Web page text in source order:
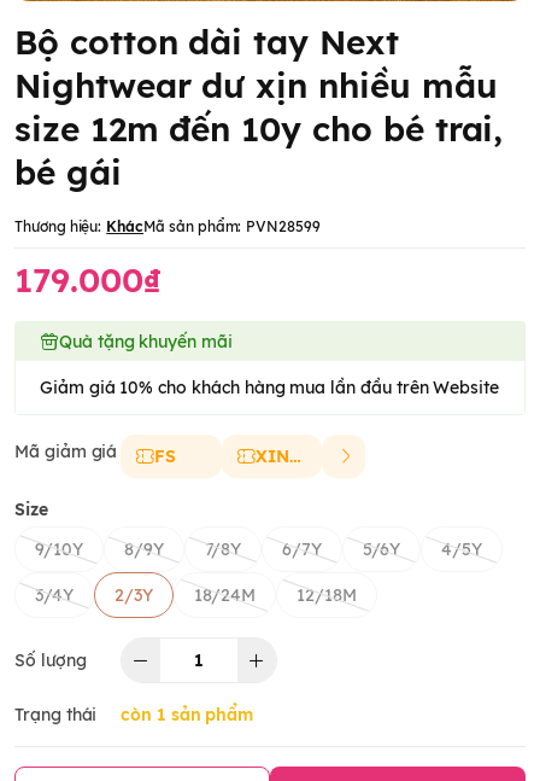
Bộ cotton dài tay Next
Nightwear dư xịn nhiều mẫu
size 12m đến 10y cho bé trai,
bé gái
Thương hiệu: KhácMã sản phẩm: PVN28599
179.000₫
Quà tặng khuyến mãi
Giảm giá 10% cho khách hàng mua lần đầu trên Website
Mã giảm giá FS XINCHAO
Size
9/10Y
8/9Y 7/8Y 6/7Y 5/6Y 4/5Y
3/4Y 2/3Y 18/24M 12/18M
Số lượng
Trạng thái còn 1 sản phẩm